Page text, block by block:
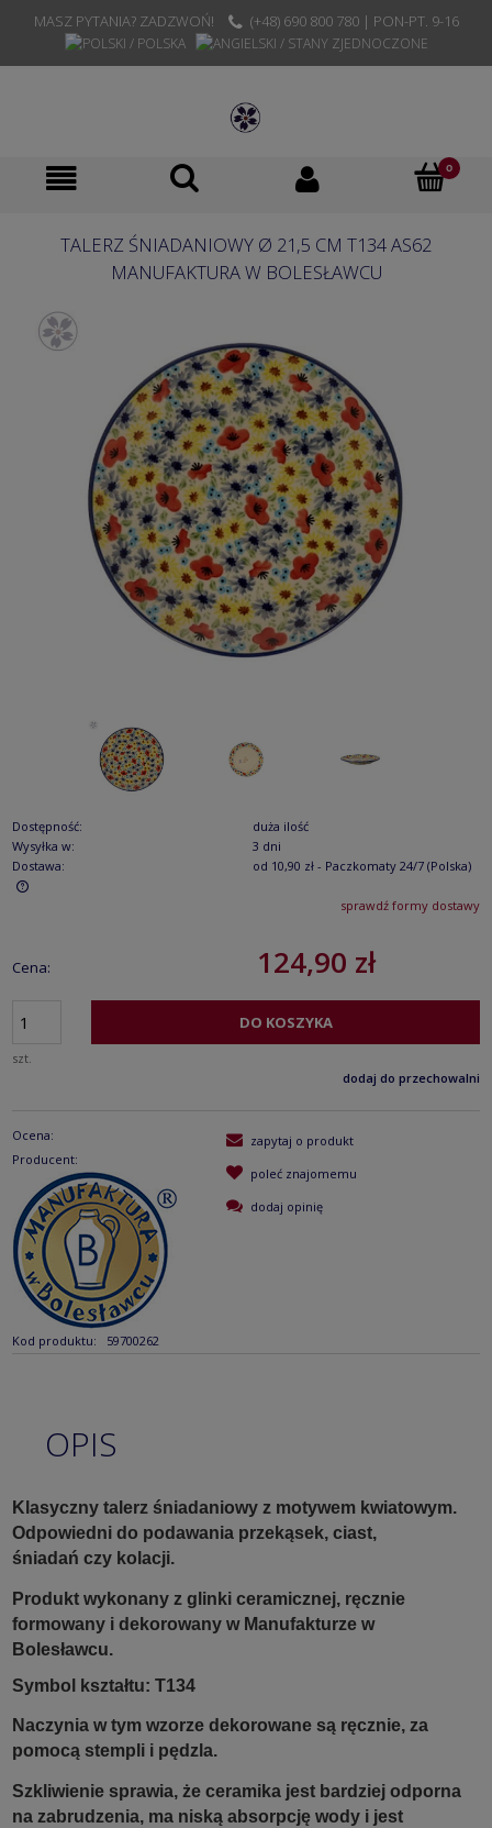
MASZ PYTANIA? ZADZWOŃ! (+48) 690 800 780 | PON-PT. 9-16
TALERZ ŚNIADANIOWY Ø 21,5 CM T134 AS62
MANUFAKTURA W BOLESŁAWCU
Dostępność:
duża ilość
Wysyłka w:
3 dni
Dostawa:
od 10,90 zł - Paczkomaty 24/7 (Polska)
Cena nie zawiera ewentualnych kosztów płatnościsprawdź formy dostawy
Cena: 124,90 zł
szt.
DO KOSZYKA
dodaj do przechowalni
Ocena:
Producent:
Kod produktu: 59700262
zapytaj o produkt
poleć znajomemu
dodaj opinię
OPIS
Klasyczny talerz śniadaniowy z motywem kwiatowym.
Odpowiedni do podawania przekąsek, ciast,
śniadań czy kolacji.
Produkt wykonany z glinki ceramicznej, ręcznie
formowany i dekorowany w Manufakturze w
Bolesławcu.
Symbol kształtu: T134
Naczynia w tym wzorze dekorowane są ręcznie, za
pomocą stempli i pędzla.
Szkliwienie sprawia, że ceramika jest bardziej odporna
na zabrudzenia, ma niską absorpcję wody i jest